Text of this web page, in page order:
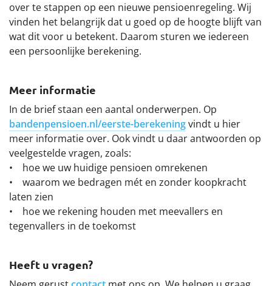
over te stappen op een nieuwe pensioenregeling. Wij
vinden het belangrijk dat u goed op de hoogte blijft van
wat dit voor u betekent. Daarom sturen we iedereen
een persoonlijke berekening.
Meer informatie
In de brief staan een aantal onderwerpen. Op
bandenpensioen.nl/eerste-berekeningvindt u hier
meer informatie over. Ook vindt u daar antwoorden op
veelgestelde vragen, zoals:
• hoe we uw huidige pensioen omrekenen
• waarom we bedragen mét en zonder koopkracht
laten zien
• hoe we rekening houden met meevallers en
tegenvallers in de toekomst
Heeft u vragen?